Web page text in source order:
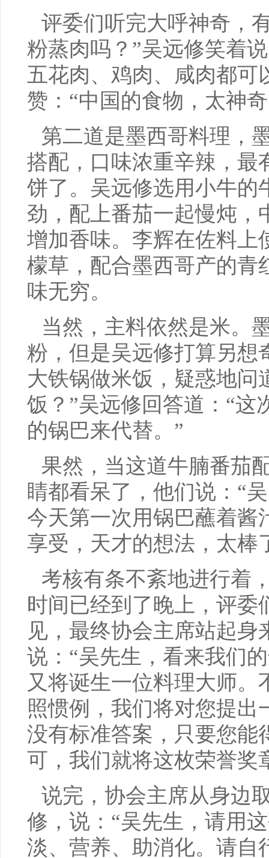
评委们听完大呼神奇，
粉蒸肉吗？”吴远修笑着
五花肉、鸡肉、咸肉都可
赞：“中国的食物，太神
第二道是墨西哥料理，
搭配，口味浓重辛辣，最
饼了。吴远修选用小牛的
劲，配上番茄一起慢炖，
增加香味。李辉在佐料上
檬草，配合墨西哥产的青
味无穷。
当然，主料依然是米。
粉，但是吴远修打算另想
大铁锅做米饭，疑惑地问
饭？”吴远修回答道：“这
的锅巴来代替。”
果然，当这道牛腩番茄
睛都看呆了，他们说：“
今天第一次用锅巴蘸着酱
享受，天才的想法，太棒
考核有条不紊地进行着
时间已经到了晚上，评委
见，最终协会主席站起身
说：“吴先生，看来我们
又将诞生一位料理大师
照惯例，我们将对您提出
没有标准答案，只要您能
可，我们就将这枚荣誉奖
说完，协会主席从身边
修，说：“吴先生，请用
淡、营养、助消化。请自